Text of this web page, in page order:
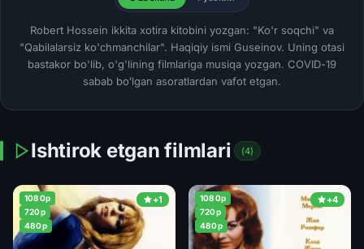
Robert Hossein ikkita xotira kitobini yozgan: "Ko'r soqchi" va
"Qabilalarsiz ko'chmanchilar". Haqiqiy ismi Guseinov. Uning otasi
bastakor bo'lib, o'g'lining filmlariga musiqa yozgan. COVID-19
sabab boʻlgan asoratlardan vafot etgan.
Ishtirok etgan filmlari (4)
+1
1080p
720p
480p
+4
1080p
720p
480p